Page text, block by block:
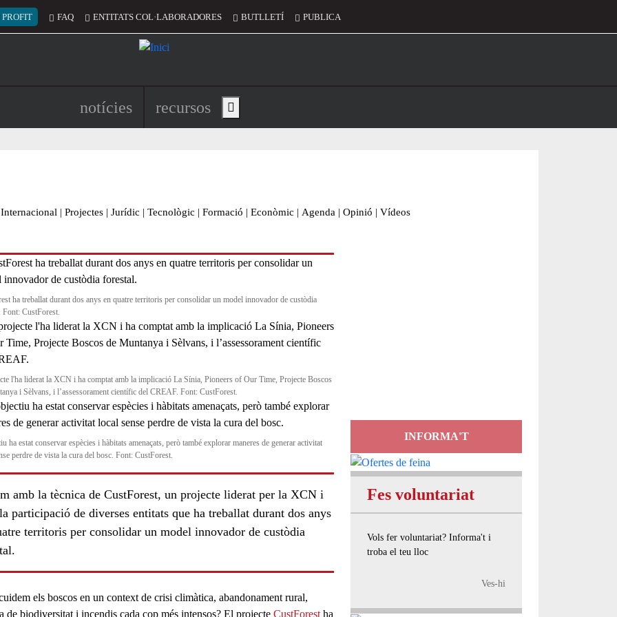
del compte d'usuari
PROFIT FAQ ENTITATS COL·LABORADORES BUTLLETÍ PUBLICA
Navegació principal de l'encapçalament
notícies recursos Show main menu
Internacional | Projectes | Jurídic | Tecnològic | Formació | Econòmic | Agenda | Opinió | Vídeos
ha treballat durant dos anys en quatre territoris per consolidar un model innovador de custòdia
Font: CustForest.
l'ha liderat la XCN i ha comptat amb la implicació La Sínia, Pioneers of Our Time, Projecte Boscos
i Sèlvans, i l’assessorament científic del CREAF. Font: CustForest.
ha estat conservar espècies i hàbitats amenaçats, però també explorar maneres de generar activitat
perdre de vista la cura del bosc. Font: CustForest.
amb la tècnica de CustForest, un projecte liderat per la XCN i
participació de diverses entitats que ha treballat durant dos anys
territoris per consolidar un model innovador de custòdia
els boscosen un context de crisi climàtica, abandonament rural,
de biodiversitat i incendis cada cop més intensos? El projecte CustForestha
INFORMA'T
Fes voluntariat
Vols fer voluntariat? Informa't i
troba el teu lloc
Ves-hi